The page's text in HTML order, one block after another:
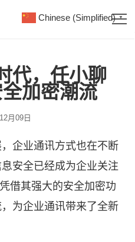
代，任小聊
加密潮流
月09日
企业通讯方式也在不断
安全已经成为企业关注
借其强大的安全加密功
为企业通讯带来了全新
Chinese (Simplified) ▼